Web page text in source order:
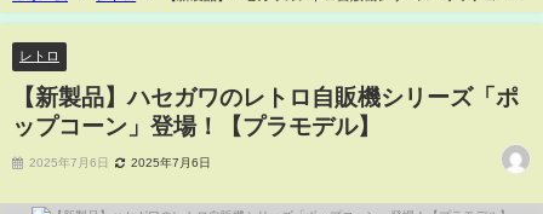
ン」登場！【プラモデル】
レトロ
【新製品】ハセガワのレトロ自販機シリーズ「ポ
ップコーン」登場！【プラモデル】
2025年7月6日 2025年7月6日